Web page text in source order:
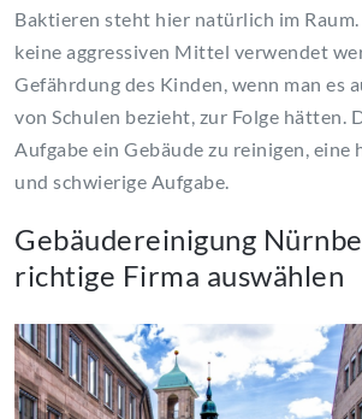
Baktieren steht hier natürlich im
keine aggressiven Mittel verwendet
Gefährdung des Kinden, wenn man es
von Schulen bezieht, zur Folge hätten.
Aufgabe ein Gebäude zu reinigen, eine
und schwierige Aufgabe.
Gebäudereinigung
richtige Firma auswählen